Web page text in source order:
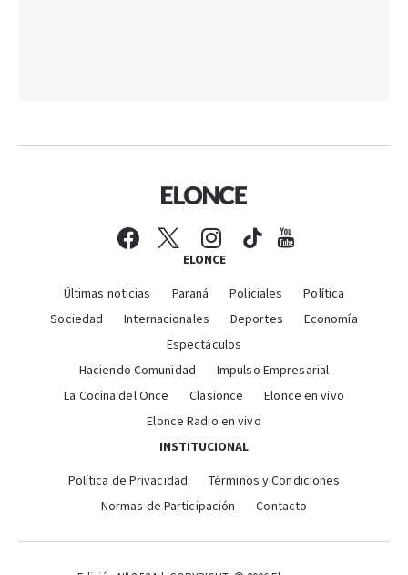
ELONCE
Últimas noticias Paraná Policiales
Política
Sociedad
Internacionales Deportes
Economía
Espectáculos
Haciendo Comunidad
Impulso Empresarial
La Cocina del Once
Clasionce
Elonce en vivo
Elonce Radio en vivo
INSTITUCIONAL
Política de Privacidad
Términos y Condiciones
Normas de Participación
Contacto